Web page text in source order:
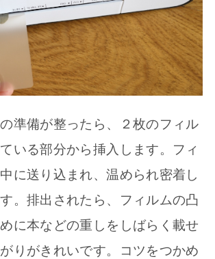
準備が整ったら、２枚のフィル
いる部分から挿入します。フィ
に送り込まれ、温められ密着し
。排出されたら、フィルムの凸
に本などの重しをしばらく載せ
りがきれいです。コツをつかめ